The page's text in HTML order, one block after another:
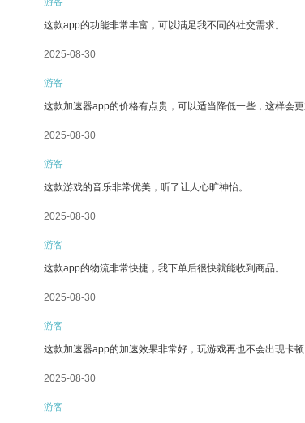
这款app的功能非常丰富，可以满足我不同的社交需求。
2025-08-30
游客
这款加速器app的价格有点贵，可以适当降低一些，这样会更
2025-08-30
游客
这款游戏的音乐非常优美，听了让人心旷神怡。
2025-08-30
游客
这款app的物流非常快捷，我下单后很快就能收到商品。
2025-08-30
游客
这款加速器app的加速效果非常好，玩游戏再也不会出现卡
2025-08-30
游客